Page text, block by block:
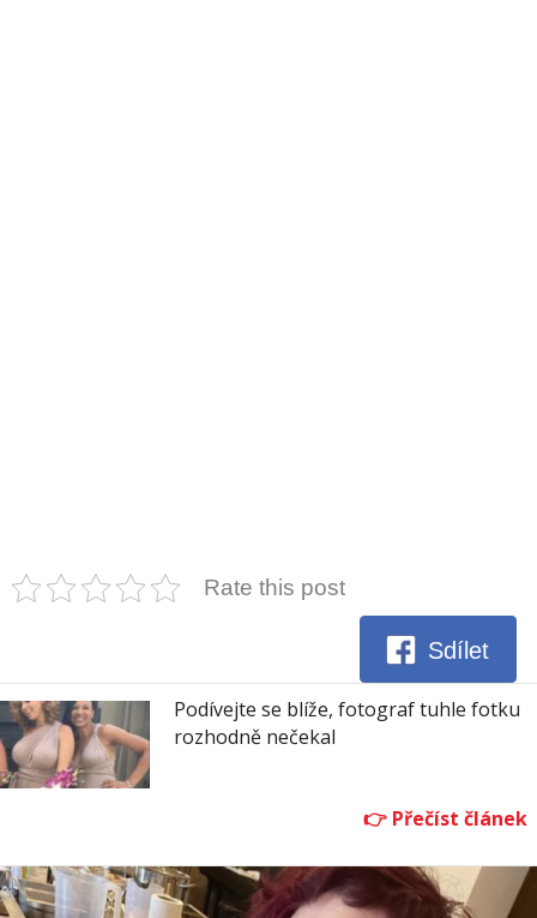
Rate this post
Sdílet
Podívejte se blíže, fotograf tuhle fotku
rozhodně nečekal